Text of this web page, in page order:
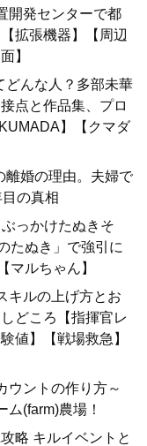
開発センターで都
拡張機器】【周辺
】
どんな人？多部未華
点と作品集、プロ
】【クマダ
離婚の理由。夫婦で
の真相
ぶっかけたぬきそ
たぬき」で強引に
マルちゃん】
キルの上げ方とお
どころ【指揮官レ
値】【戦場救急】
ウントの作り方～
(farm)農場！
略 キルイベントと